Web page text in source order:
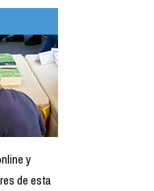
y
de esta